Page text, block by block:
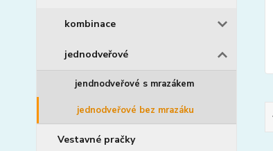
kombinace
jednodveřové
jendnodveřové s mrazákem
jednodveřové bez mrazáku
Vestavné pračky